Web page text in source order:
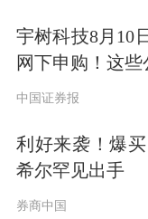
31%。
近日，经国
部门联合印
期货基金经
过2年集中
宇树科技8月10
网下申购！这些
中国证券报
利好来袭！爆
希尔罕见出手
券商中国